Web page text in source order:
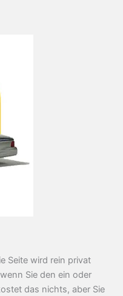
Seite wird rein privat
Sie den ein oder
das nichts, aber Sie